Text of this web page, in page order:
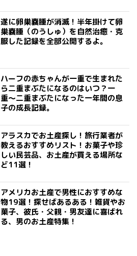
遂に卵巣嚢腫が消滅！半年掛けて卵
巣嚢腫（のうしゅ）を自然治癒・克
服した記録を全部公開するよ。
ハーフの赤ちゃんが一重で生まれた
ら二重まぶたになるのはいつ？一
重〜二重まぶたになった一年間の息
子の成長記録。
アラスカでお土産探し！旅行業者が
教えるおすすめリスト！お菓子や珍
しい民芸品、お土産が買える場所な
ど11選！
アメリカお土産で男性におすすめな
物19選！探せばあるある！雑貨やお
菓子、彼氏・父親・男友達に喜ばれ
る、男のお土産特集！